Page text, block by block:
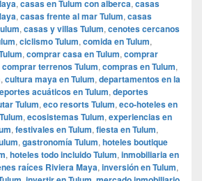
, casas en Tulum con alberca, casas
, casas frente al mar Tulum, casas
, casas y villas Tulum, cenotes cercanos
, ciclismo Tulum, comida en Tulum,
, comprar casa en Tulum, comprar
comprar terrenos Tulum, compras en Tulum,
, cultura maya en Tulum, departamentos en la
acuáticos en Tulum, deportes
Tulum, eco resorts Tulum, eco-hoteles en
, ecosistemas Tulum, experiencias en
, festivales en Tulum, fiesta en Tulum,
, gastronomía Tulum, hoteles boutique
, hoteles todo incluido Tulum, inmobiliaria en
raíces Riviera Maya, inversión en Tulum,